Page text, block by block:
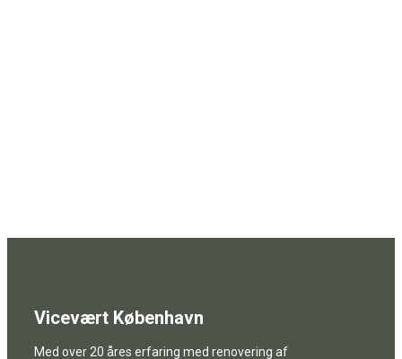
Vicevært København
Med over 20 åres erfaring med renovering af